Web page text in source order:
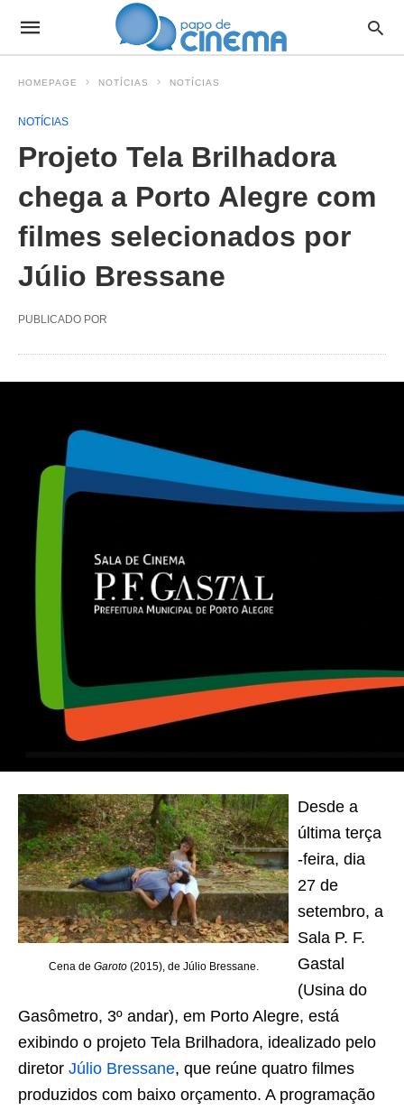
HOMEPAGE NOTÍCIAS NOTÍCIAS
NOTÍCIAS
Projeto Tela Brilhadora
chega a Porto Alegre com
filmes selecionados por
Júlio Bressane
PUBLICADO POR
Cena de Garoto(2015), de Júlio Bressane.
Desde a
última terça
-feira, dia
27 de
setembro, a
Sala P. F.
Gastal
(Usina do
Gasômetro, 3º andar), em Porto Alegre, está
exibindo o projeto Tela Brilhadora, idealizado pelo
diretor Júlio Bressane, que reúne quatro filmes
produzidos com baixo orçamento. A programação